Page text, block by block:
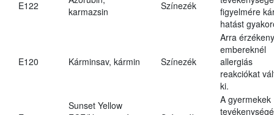
E122
karmazsin
Színezék
figyelmére
hatást
E120 Kárminsav, kármin Színezék
Arra érzékeny
embereknél
allergiás
reakciókat
ki.
Sunset Yellow
A gyermekek